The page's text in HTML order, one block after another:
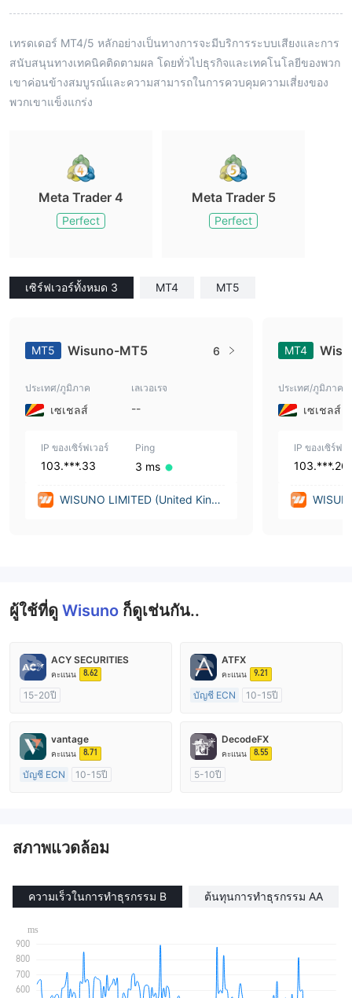
เทรดเดอร์ MT4/5 หลักอย่างเป็นทางการจะมีบริการระบบเสียงและการ
สนับสนุนทางเทคนิคติดตามผล โดยทั่วไปธุรกิจและเทคโนโลยีของพวก
เขาค่อนข้างสมบูรณ์และความสามารถในการควบคุมความเสี่ยงของ
พวกเขาแข็งแกร่ง
Meta Trader 4
Perfect
Meta Trader 5
Perfect
เซิร์ฟเวอร์ทั้งหมด 3 MT4 MT5
MT5 Wisuno-MT5 6
ประเทศ/ภูมิภาค
เซเชลส์
เลเวอเรจ
--
IP ของเซิร์ฟเวอร์
103.***.33
Ping
3 ms
WISUNO LIMITED (United King
MT4
ประเทศ/ภูมิภาค
เซเชลส์
IP ของเซิร์ฟเ
103.***.26
ผู้ใช้ที่ดู Wisuno ก็ดูเช่นกัน..
ACY SECURITIES
คะแนน 8.62
15-20ปี
ใบอนุญาต MT4 แบบเต็ม
ATFX
คะแนน 9.21
บัญชี ECN
10-15ปี
ใบอนุญาต MT4 แบบเต็ม
vantage
คะแนน 8.71
บัญชี ECN
10-15ปี
DecodeFX
คะแนน 8.55
5-10ปี
สภาพแวดล้อม
ความเร็วในการทำธุรกรรม B ต้นทุนการทำธุรกรรม AA